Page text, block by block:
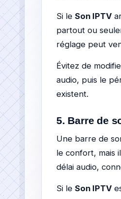
Si le Son IPTV
partout ou
réglage peut
Évitez de
audio, puis le
existent.
5. Barre de
Une barre de
le confort, mais
délai audio,
Si le Son IPTV